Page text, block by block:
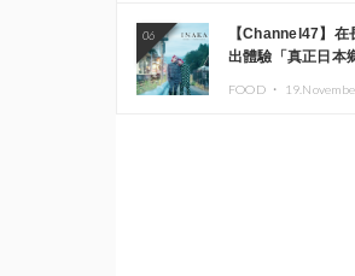
06
【Channel47】在
出體驗「真正日本
FOOD ・